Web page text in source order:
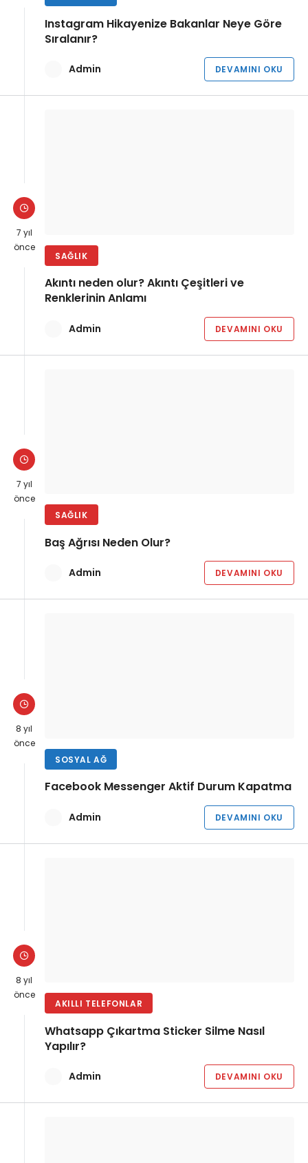
Instagram Hikayenize Bakanlar Neye Göre
Sıralanır?
Admin DEVAMINI OKU
7 yıl
önce
SAĞLIK
Akıntı neden olur? Akıntı Çeşitleri ve
Renklerinin Anlamı
Admin DEVAMINI OKU
7 yıl
önce
SAĞLIK
Baş Ağrısı Neden Olur?
Admin DEVAMINI OKU
8 yıl
önce
SOSYAL AĞ
Facebook Messenger Aktif Durum Kapatma
Admin DEVAMINI OKU
8 yıl
önce
AKILLI TELEFONLAR
Whatsapp Çıkartma Sticker Silme Nasıl
Yapılır?
Admin DEVAMINI OKU